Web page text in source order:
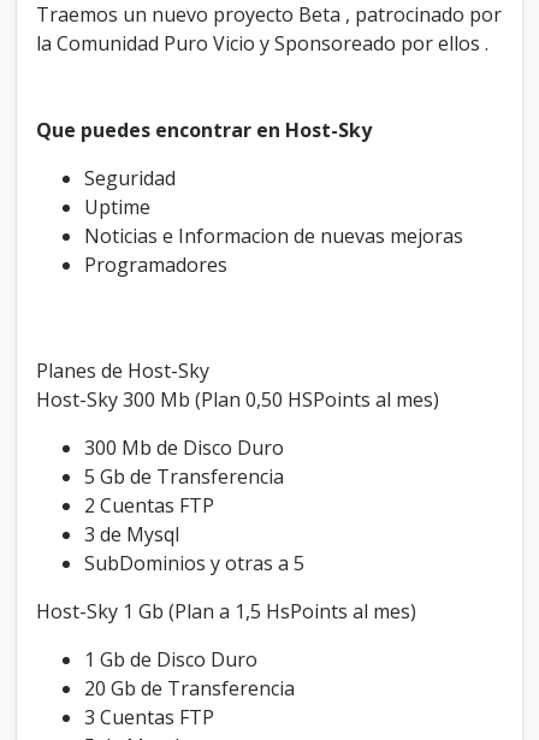
Traemos un nuevo proyecto Beta , patrocinado por
la Comunidad Puro Vicio y Sponsoreado por ellos .
Que puedes encontrar en Host-Sky
Seguridad
Uptime
Noticias e Informacion de nuevas mejoras
Programadores
Planes de Host-Sky
Host-Sky 300 Mb (Plan 0,50 HSPoints al mes)
300 Mb de Disco Duro
5 Gb de Transferencia
2 Cuentas FTP
3 de Mysql
SubDominios y otras a 5
Host-Sky 1 Gb (Plan a 1,5 HsPoints al mes)
1 Gb de Disco Duro
20 Gb de Transferencia
3 Cuentas FTP